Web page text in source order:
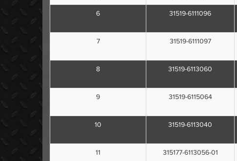
6 31519-6111096
7 31519-6111097
8 31519-6113060
9 31519-6115064
10 31519-6113040
11 315177-6113056-01